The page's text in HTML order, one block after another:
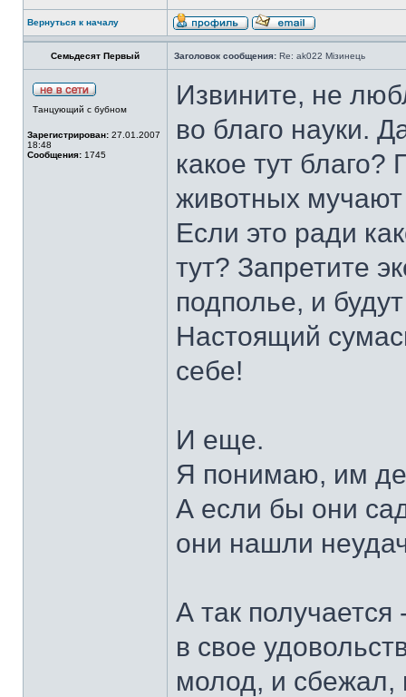
Вернуться к началу
Семьдесят Первый Заголовок сообщения: Re: ak022 Мізинець
Танцующий с бубном
Зарегистрирован: 27.01.2007
18:48
Сообщения: 1745
Извините, не
во благо науки.
какое тут
животных
Если это ради
тут? Запретите
подполье, и
Настоящий
себе!
И еще.
Я понимаю, им
А если бы они
они нашли
А так
в свое
молод, и сбежал,